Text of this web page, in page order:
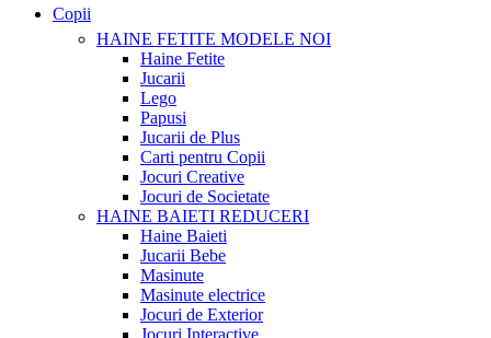
Copii
HAINE FETITE MODELE NOI
Haine Fetite
Jucarii
Lego
Papusi
Jucarii de Plus
Carti pentru Copii
Jocuri Creative
Jocuri de Societate
HAINE BAIETI REDUCERI
Haine Baieti
Jucarii Bebe
Masinute
Masinute electrice
Jocuri de Exterior
Jocuri Interactive